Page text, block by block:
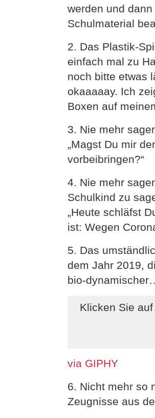
werden und
Schulmaterial
2. Das Plastik-
einfach mal zu
noch bitte etwas
okaaaaay. Ich
Boxen auf
3. Nie mehr
„Magst Du mir
vorbeibringen?“
4. Nie mehr
Schulkind zu
„Heute schläfst
ist: Wegen
5. Das
dem Jahr 2019,
bio-dynamischer…
Klicken Sie
via GIPHY
6. Nicht mehr so
Zeugnisse aus